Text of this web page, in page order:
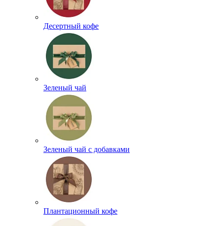
Десертный кофе
Зеленый чай
Зеленый чай с добавками
Плантационный кофе